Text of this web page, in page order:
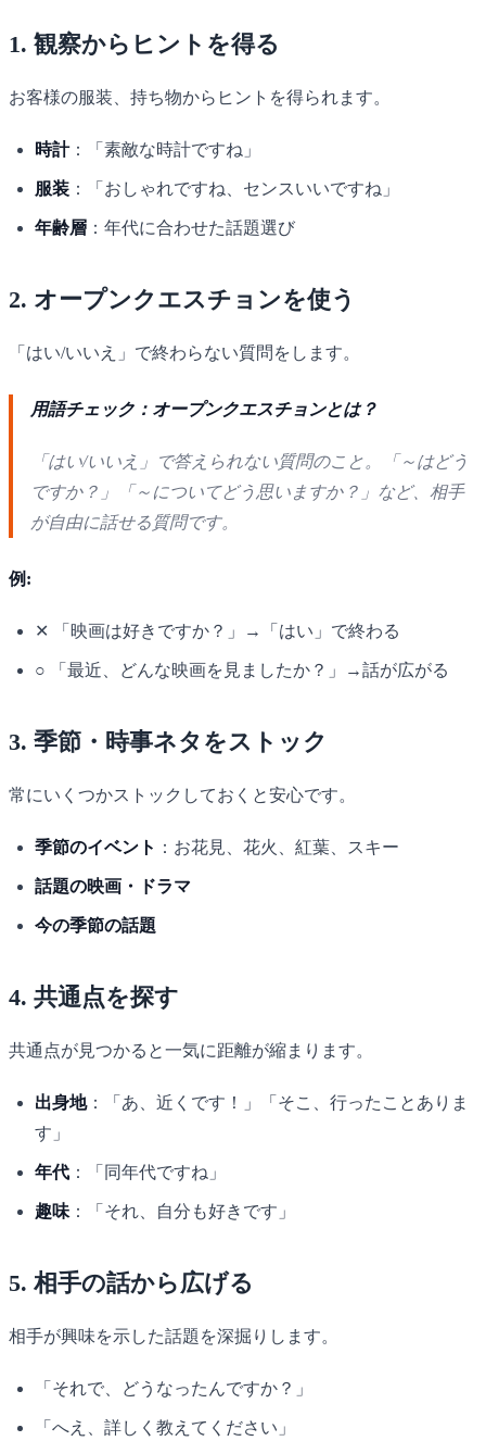
1. 観察からヒントを得る
お客様の服装、持ち物からヒントを得られます。
時計：「素敵な時計ですね」
服装 ：「おしゃれですね、センスいいですね」
年齢層 ：年代に合わせた話題選び
2. オープンクエスチョンを使う
「はい/いいえ」で終わらない質問をします。
用語チェック：オープンクエスチョンとは？
「はい/いいえ」で答えられない質問のこと。「～はどう
ですか？」「～についてどう思いますか？」など、相手
が自由に話せる質問です。
例:
✕ 「映画は好きですか？」→「はい」で終わる
○ 「最近、どんな映画を見ましたか？」→話が広がる
3. 季節・時事ネタをストック
常にいくつかストックしておくと安心です。
季節のイベント ：お花見、花火、紅葉、スキー
話題の映画・ドラマ
今の季節の話題
4. 共通点を探す
共通点が見つかると一気に距離が縮まります。
出身地：「あ、近くです！」「そこ、行ったことありま
す」
年代 ：「同年代ですね」
趣味 ：「それ、自分も好きです」
5. 相手の話から広げる
相手が興味を示した話題を深掘りします。
「それで、どうなったんですか？」
「へえ、詳しく教えてください」